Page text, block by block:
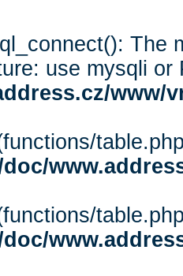
The
use mysqli or
www/